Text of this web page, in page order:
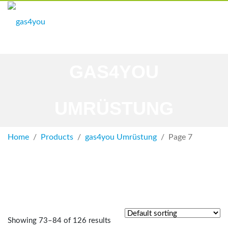
Skip
Home Products gas4you Umrüstung Page 7
Showing 73–84 of 126 results